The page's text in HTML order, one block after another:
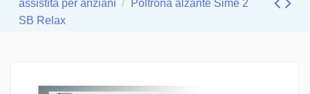
assistita per anziani
Poltrona alzante Sime 2
SB Relax